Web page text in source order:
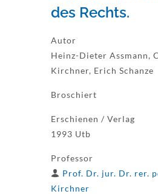
des Rechts.
Autor
Heinz-Dieter Assmann,
Kirchner, Erich Schanze
Broschiert
Erschienen / Verlag
1993 Utb
Professor
Prof. Dr. jur. Dr. rer.
Kirchner